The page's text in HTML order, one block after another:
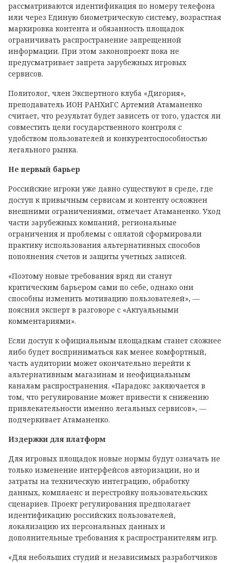
рассматриваются идентификация по номеру телефона
или через Единую биометрическую систему, возрастная
маркировка контента и обязанность площадок
ограничивать распространение запрещенной
информации. При этом законопроект пока не
предусматривает запрета зарубежных игровых
сервисов.
Политолог, член Экспертного клуба «Дигория»,
преподаватель ИОН РАНХиГС Артемий Атаманенко
считает, что результат будет зависеть от того, удастся ли
совместить цели государственного контроля с
удобством пользователей и конкурентоспособностью
легального рынка.
Не первый барьер
Российские игроки уже давно существуют в среде, где
доступ к привычным сервисам и контенту осложнен
внешними ограничениями, отмечает Атаманенко. Уход
части зарубежных компаний, региональные
ограничения и проблемы с оплатой сформировали
практику использования альтернативных способов
пополнения счетов и защиты учетных записей.
«Поэтому новые требования вряд ли станут
критическим барьером сами по себе, однако они
способны изменить мотивацию пользователей», —
пояснил эксперт в разговоре с «Актуальными
комментариями».
Если доступ к официальным площадкам станет сложнее
либо будет восприниматься как менее комфортный,
часть аудитории может окончательно перейти к
альтернативным магазинам и неофициальным
каналам распространения. «Парадокс заключается в
том, что регулирование может привести к снижению
привлекательности именно легальных сервисов», —
подчеркивает Атаманенко.
Издержки для платформ
Для игровых площадок новые нормы будут означать не
только изменение интерфейсов авторизации, но и
затраты на техническую интеграцию, обработку
данных, комплаенс и перестройку пользовательских
сценариев. Проект регулирования предполагает
идентификацию российских пользователей,
локализацию их персональных данных и
дополнительные требования к распространителям игр.
«Для небольших студий и независимых разработчиков